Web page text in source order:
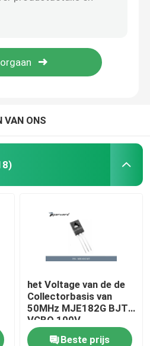
gelijkstroom-Motor
VAN ONS
het Voltage van de de
Collectorbasis van
50MHz MJE182G BJT
VCBO 100V
Beste prijs